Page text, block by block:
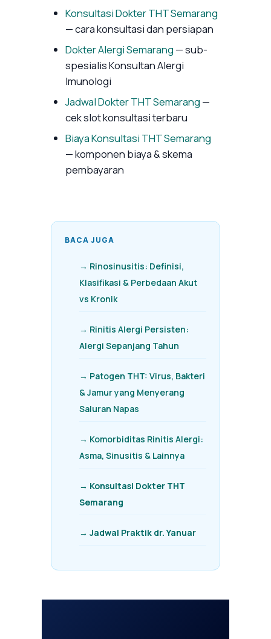
Konsultasi Dokter THT Semarang
— cara konsultasi dan persiapan
Dokter Alergi Semarang— sub-
spesialis Konsultan Alergi
Imunologi
Jadwal Dokter THT Semarang—
cek slot konsultasi terbaru
Biaya Konsultasi THT Semarang
— komponen biaya & skema
pembayaran
BACA JUGA
→ Rinosinusitis: Definisi,
Klasifikasi & Perbedaan Akut
vs Kronik
→ Rinitis Alergi Persisten:
Alergi Sepanjang Tahun
→ Patogen THT: Virus, Bakteri
& Jamur yang Menyerang
Saluran Napas
→ Komorbiditas Rinitis Alergi:
Asma, Sinusitis & Lainnya
→ Konsultasi Dokter THT
Semarang
→ Jadwal Praktik dr. Yanuar